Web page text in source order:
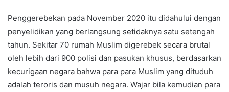
Penggerebekan pada November 2020 itu didahului dengan
penyelidikan yang berlangsung setidaknya satu setengah
tahun. Sekitar 70 rumah Muslim digerebek secara brutal
oleh lebih dari 900 polisi dan pasukan khusus, berdasarkan
kecurigaan negara bahwa para para Muslim yang dituduh
adalah teroris dan musuh negara. Wajar bila kemudian para